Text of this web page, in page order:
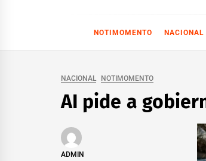
NOTIMOMENTO NACIONAL
NACIONAL NOTIMOMENTO
AI pide a
ADMIN